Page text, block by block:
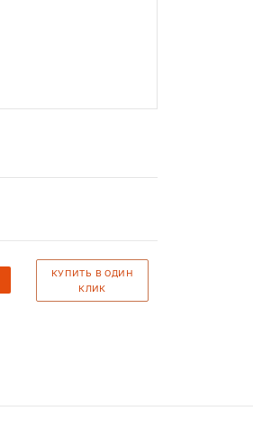
КУПИТЬ В ОДИН
КЛИК